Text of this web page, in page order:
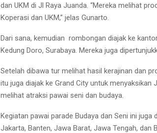
dan UKM di Jl Raya Juanda. “Mereka melihat
Koperasi dan UKM,” jelas Gunarto.
Dari sana, kemudian rombongan diajak ke
Kedung Doro, Surabaya. Mereka juga
Setelah dibawa tur melihat hasil kerajinan dan
itu juga diajak ke Grand City untuk menyaksikan
melihat atraksi pawai seni dan budaya.
Kegiatan pawai parade Budaya dan Seni ini
Jakarta, Banten, Jawa Barat, Jawa Tengah, dan